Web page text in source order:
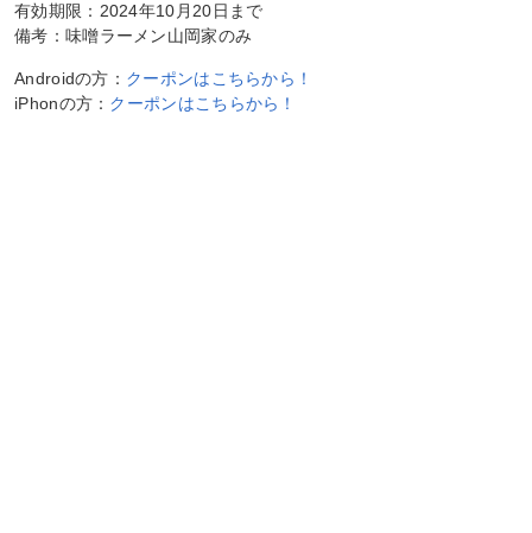
有効期限：2024年10月20日まで
備考：味噌ラーメン山岡家のみ
Androidの方： クーポンはこちらから！
iPhonの方： クーポンはこちらから！